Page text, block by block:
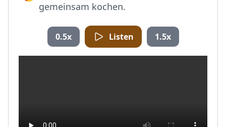
gemeinsam kochen.
0.5x Listen 1.5x